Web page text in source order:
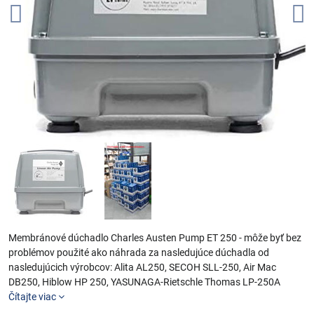
Membránové dúchadlo Charles Austen Pump ET 250 - môže byť bez
problémov použité ako náhrada za nasledujúce dúchadla od
nasledujúcich výrobcov: Alita AL250, SECOH SLL-250, Air Mac
DB250, Hiblow HP 250, YASUNAGA-Rietschle Thomas LP-250A
Čítajte viac